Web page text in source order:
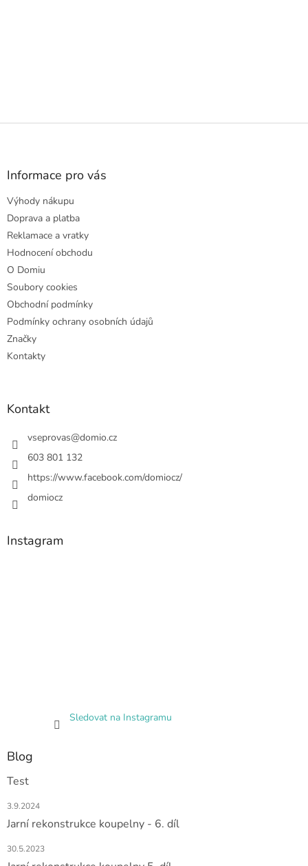
Z
Informace pro vás
Výhody nákupu
Doprava a platba
Reklamace a vratky
Hodnocení obchodu
O Domiu
Soubory cookies
Obchodní podmínky
Podmínky ochrany osobních údajů
Značky
Kontakty
Kontakt
vseprovas@domio.cz
603 801 132
https://www.facebook.com/domiocz/
domiocz
Instagram
Sledovat na Instagramu
Blog
Test
3.9.2024
Jarní rekonstrukce koupelny - 6. díl
30.5.2023